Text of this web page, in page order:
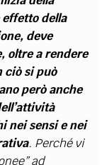
effetto della
deve
oltre a rendere
ciò si può
però anche
nei sensi e nei
. Perché vi
ad